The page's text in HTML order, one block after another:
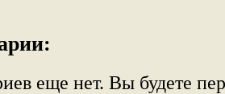
еще нет. Вы будете